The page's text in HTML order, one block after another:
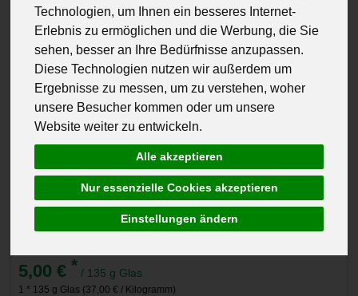
Technologien, um Ihnen ein besseres Internet-
Erlebnis zu ermöglichen und die Werbung, die Sie
sehen, besser an Ihre Bedürfnisse anzupassen.
Diese Technologien nutzen wir außerdem um
Ergebnisse zu messen, um zu verstehen, woher
unsere Besucher kommen oder um unsere
Website weiter zu entwickeln.
Alle akzeptieren
Nur essenzielle Cookies akzeptieren
Einstellungen ändern
Delikat Essen Gottmadingen
5,00 € * / 135 g Glas
1 * 135 g Glas (37,00 € / Kilogramm)